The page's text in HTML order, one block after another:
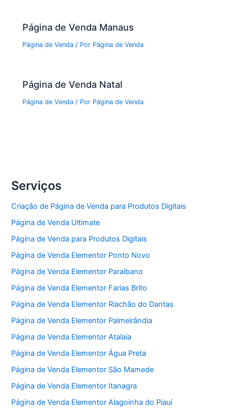
Página de Venda Manaus
Página de Venda / Por Página de Venda
Página de Venda Natal
Página de Venda / Por Página de Venda
Serviços
Criação de Página de Venda para Produtos Digitais
Página de Venda Ultimate
Página de Venda para Produtos Digitais
Página de Venda Elementor Ponto Novo
Página de Venda Elementor Paraibano
Página de Venda Elementor Farias Brito
Página de Venda Elementor Riachão do Dantas
Página de Venda Elementor Palmeirândia
Página de Venda Elementor Atalaia
Página de Venda Elementor Água Preta
Página de Venda Elementor São Mamede
Página de Venda Elementor Itanagra
Página de Venda Elementor Alagoinha do Piauí